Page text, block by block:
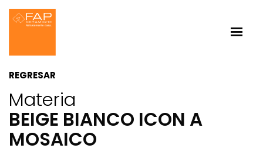
REGRESAR
Materia
BEIGE BIANCO ICON A
MOSAICO